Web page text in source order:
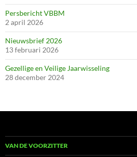
Persbericht VBBM
2 april 2026
Nieuwsbrief 2026
13 februari 2026
Gezellige en Veilige Jaarwisseling
28 december 2024
VAN DE VOORZITTER